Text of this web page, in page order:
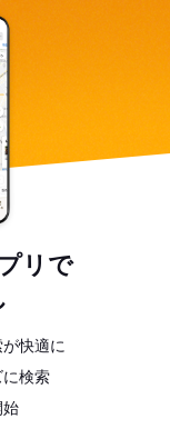
リで
快適に
検索
始